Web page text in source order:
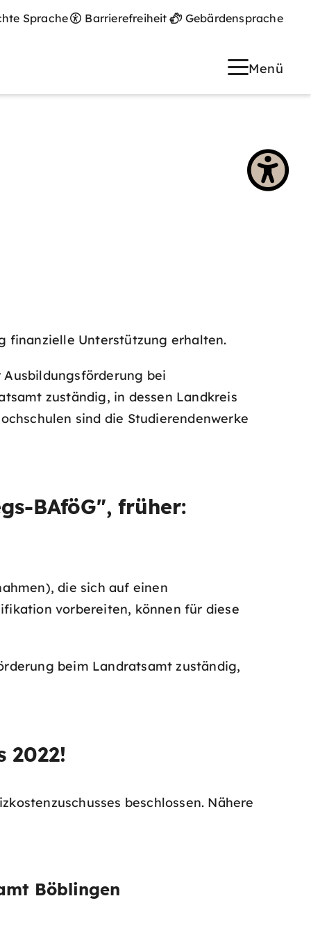
Sprache Barrierefreiheit Gebärdensprache
Menü
finanzielle Unterstützung erhalten.
bei
zuständig, in dessen Landkreis
sind die Studierendenwerke
BAföG", früher:
die sich auf einen
vorbereiten, können für diese
beim Landratsamt zuständig,
2022!
beschlossen. Nähere
Böblingen